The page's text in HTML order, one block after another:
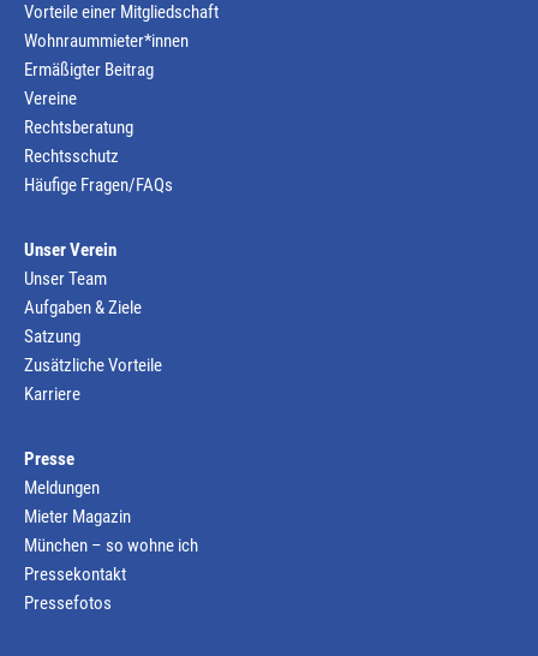
Vorteile einer Mitgliedschaft
Wohnraummieter*innen
Ermäßigter Beitrag
Vereine
Rechtsberatung
Rechtsschutz
Häufige Fragen/FAQs
Unser Verein
Unser Team
Aufgaben & Ziele
Satzung
Zusätzliche Vorteile
Karriere
Presse
Meldungen
Mieter Magazin
München – so wohne ich
Pressekontakt
Pressefotos